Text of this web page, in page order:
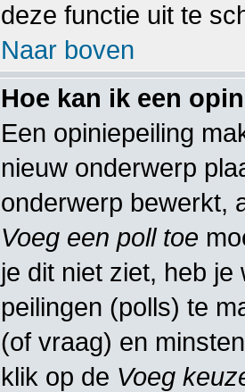
deze functie uit te
Naar boven
Hoe kan ik een
Een opiniepeiling
nieuw onderwerp
onderwerp bewerkt,
Voeg een poll toe
je dit niet ziet, heb
peilingen (polls) te
(of vraag) en
klik op de Voeg